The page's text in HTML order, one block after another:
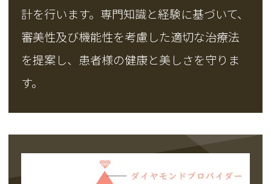
計を行います。専門知識と経験に基づいて、
審美性及び機能性を考慮した適切な治療法
を提案し、患者様の健康と美しさを守りま
す。